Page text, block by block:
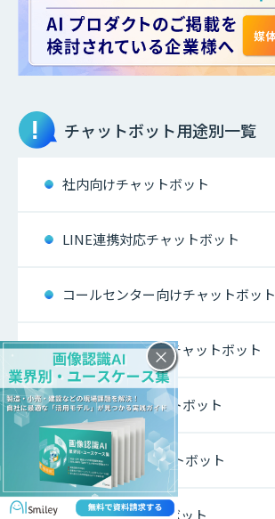
チャットボット用途別一覧
社内向けチャットボット
LINE連携対応チャットボット
コールセンター向けチャットボット
キャラクター活用チャットボット
外国語対応チャットボット
CV獲得向けチャットボット
FAQ対応チャットボット
×